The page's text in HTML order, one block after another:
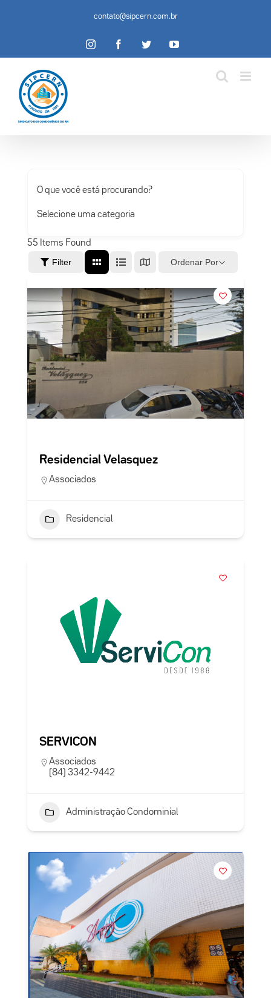
conteúdo
contato@sipcern.com.br
InstagramFacebookTwitterYouTube
O que você está procurando?
Selecione uma categoria
55 Items Found
Filter Ordenar Por
Residencial Velasquez
Associados
Residencial
SERVICON
Associados
(84) 3342-9442
Administração Condominial